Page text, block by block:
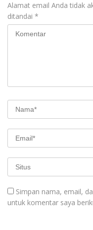
Alamat email Anda tidak
ditandai *
Simpan nama, email,
untuk komentar saya